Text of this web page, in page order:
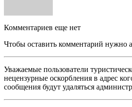
Комментариев еще нет
Чтобы оставить комментарий нужно
Уважаемые пользователи
нецензурные оскорбления в адрес
сообщения будут удаляться